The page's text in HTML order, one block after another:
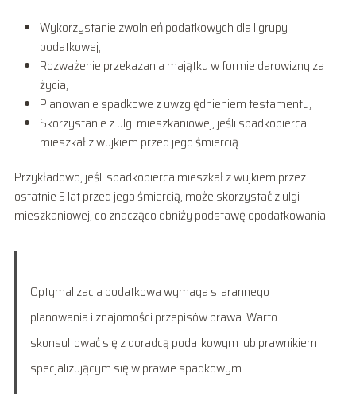
Wykorzystanie zwolnień podatkowych dla I grupy
podatkowej,
Rozważenie przekazania majątku w formie darowizny za
życia,
Planowanie spadkowe z uwzględnieniem testamentu,
Skorzystanie z ulgi mieszkaniowej, jeśli spadkobierca
mieszkał z wujkiem przed jego śmiercią.
Przykładowo, jeśli spadkobierca mieszkał z wujkiem przez
ostatnie 5 lat przed jego śmiercią, może skorzystać z ulgi
mieszkaniowej, co znacząco obniży podstawę opodatkowania.
Optymalizacja podatkowa wymaga starannego
planowania i znajomości przepisów prawa. Warto
skonsultować się z doradcą podatkowym lub prawnikiem
specjalizującym się w prawie spadkowym.